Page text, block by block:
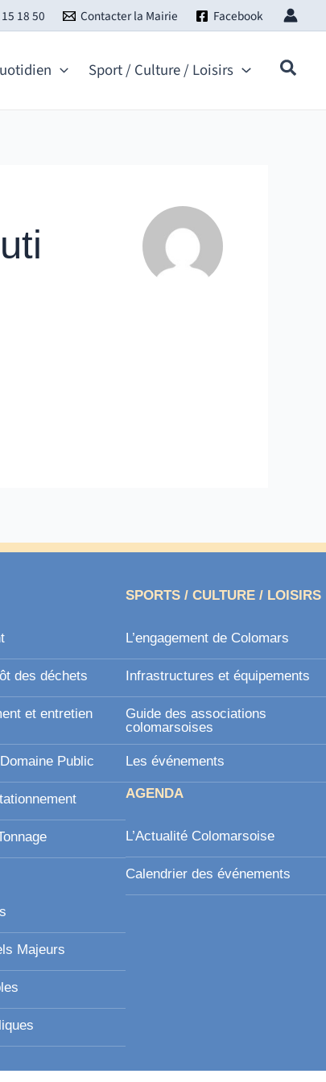
18 50 Contacter la Mairie Facebook
Sport / Culture / Loisirs
des déchets
et entretien
Public
Majeurs
SPORTS / CULTURE / LOISIRS
L’engagement de Colomars
Infrastructures et équipements
Guide des associations
colomarsoises
Les événements
AGENDA
L’Actualité Colomarsoise
Calendrier des événements